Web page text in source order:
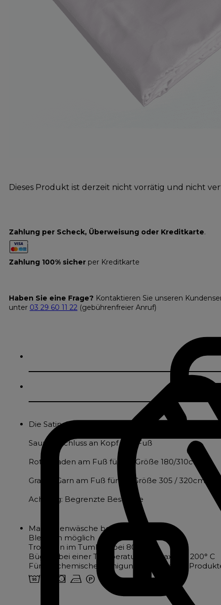
Dieses Produkt ist derzeit nicht vorrätig und nicht
Zahlung per Scheck, Überweisung oder Kreditkarte.
Zahlung 100% sicher per Kreditkarte
Haben Sie eine Frage? Kontaktieren Sie unseren
unter 03 29 60 11 22 (gebührenfreier Anruf)
Die Satin 424 Flachbettlaken sind aus reinem
Saumabschluss an Kopf und Fuß
Roter Faden am Fuß für die Größe 180/310cm
Graues Garn am Fuß für die Größe 305 / 320cm
Achtung: Begrenzte Bestände
Maschinenwäsche bei 95°.
Bleichen möglich
Trocknen im Tumbler bei 80°.
Bügeln bei einer Temperatur von maximal 200° C
Für die chemische Reinigung zugelassene
2 u s v W